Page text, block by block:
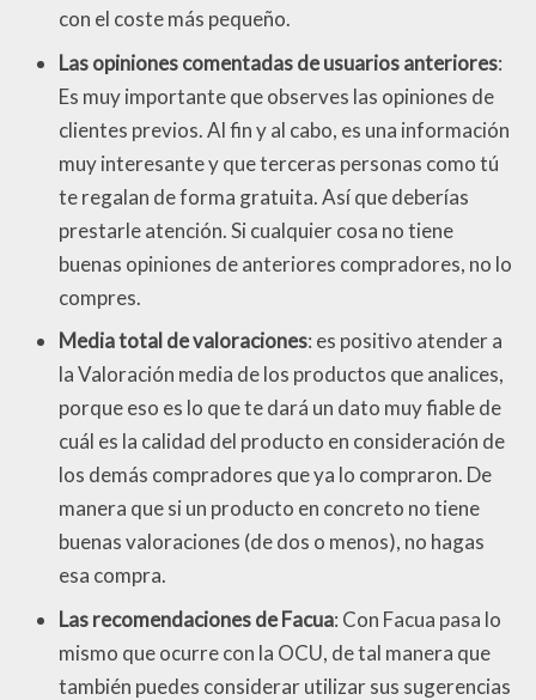
con el coste más pequeño.
Las opiniones comentadas de usuarios anteriores:
Es muy importante que observes las opiniones de
clientes previos. Al fin y al cabo, es una información
muy interesante y que terceras personas como tú
te regalan de forma gratuita. Así que deberías
prestarle atención. Si cualquier cosa no tiene
buenas opiniones de anteriores compradores, no lo
compres.
Media total de valoraciones: es positivo atender a
la Valoración media de los productos que analices,
porque eso es lo que te dará un dato muy fiable de
cuál es la calidad del producto en consideración de
los demás compradores que ya lo compraron. De
manera que si un producto en concreto no tiene
buenas valoraciones (de dos o menos), no hagas
esa compra.
Las recomendaciones de Facua: Con Facua pasa lo
mismo que ocurre con la OCU, de tal manera que
también puedes considerar utilizar sus sugerencias